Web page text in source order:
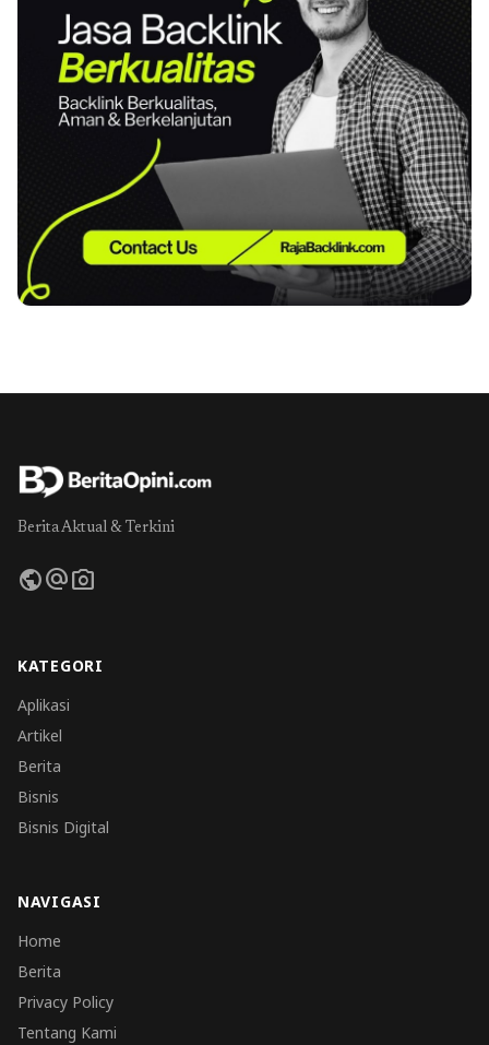
Berita Aktual & Terkini
publicalternate_emailphoto_camera
KATEGORI
Aplikasi
Artikel
Berita
Bisnis
Bisnis Digital
NAVIGASI
Home
Berita
Privacy Policy
Tentang Kami